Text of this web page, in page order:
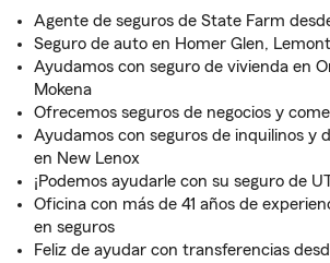
Agente de seguros de State Farm
Seguro de auto en Homer Glen,
Ayudamos con seguro de vivienda en
Mokena
Ofrecemos seguros de negocios y
Ayudamos con seguros de inquilinos y
en New Lenox
¡Podemos ayudarle con su seguro de
Oficina con más de 41 años de
en seguros
Feliz de ayudar con transferencias